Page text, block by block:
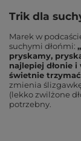
Trik dla
Marek w
suchymi dłońmi:
pryskamy,
najlepiej dłonie
świetnie
zmienia
(lekko zwilżone
potrzebny.